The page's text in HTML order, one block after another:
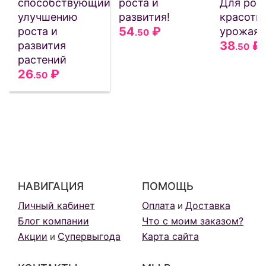
улучшению
роста и
развития
растений
26.50 ₽
развития!
54.50 ₽
урожая
38.50 ₽
НАВИГАЦИЯ
Личный кабинет
Блог компании
Акции и Супервыгода
ПОМОЩЬ
Оплата и Доставка
Что с моим заказом?
Карта сайта